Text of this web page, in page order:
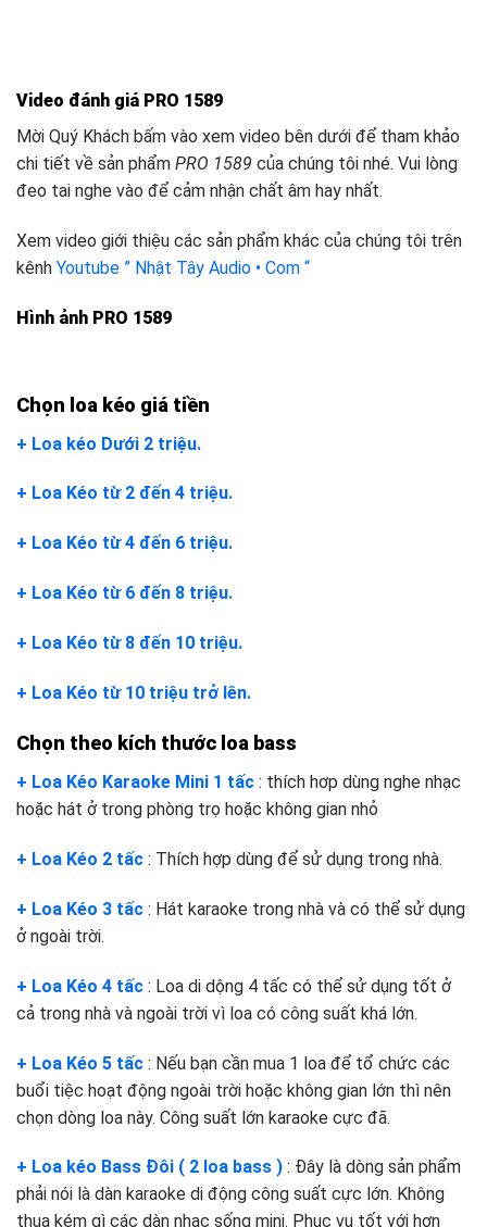
Video đánh giá PRO 1589
Mời Quý Khách bấm vào xem video bên dưới để tham khảo
chi tiết về sản phẩm PRO 1589 của chúng tôi nhé. Vui lòng
đeo tai nghe vào để cảm nhận chất âm hay nhất.
Xem video giới thiệu các sản phẩm khác của chúng tôi trên
kênh Youtube ” Nhật Tây Audio • Com “
Hình ảnh PRO 1589
Chọn loa kéo giá tiền
+ Loa kéo Dưới 2 triệu.
+ Loa Kéo từ 2 đến 4 triệu.
+ Loa Kéo từ 4 đến 6 triệu.
+ Loa Kéo từ 6 đến 8 triệu.
+ Loa Kéo từ 8 đến 10 triệu.
+ Loa Kéo từ 10 triệu trở lên.
Chọn theo kích thước loa bass
+ Loa Kéo Karaoke Mini 1 tấc : thích hơp dùng nghe nhạc
hoặc hát ở trong phòng trọ hoặc không gian nhỏ
+ Loa Kéo 2 tấc : Thích hợp dùng để sử dụng trong nhà.
+ Loa Kéo 3 tấc : Hát karaoke trong nhà và có thể sử dụng
ở ngoài trời.
+ Loa Kéo 4 tấc : Loa di dộng 4 tấc có thể sử dụng tốt ở
cả trong nhà và ngoài trời vì loa có công suất khá lớn.
+ Loa Kéo 5 tấc : Nếu bạn cần mua 1 loa để tổ chức các
buổi tiệc hoạt động ngoài trời hoặc không gian lớn thì nên
chọn dòng loa này. Công suất lớn karaoke cực đã.
+ Loa kéo Bass Đôi ( 2 loa bass ) : Đây là dòng sản phẩm
phải nói là dàn karaoke di động công suất cực lớn. Không
thua kém gì các dàn nhạc sống mini. Phục vụ tốt với hơn